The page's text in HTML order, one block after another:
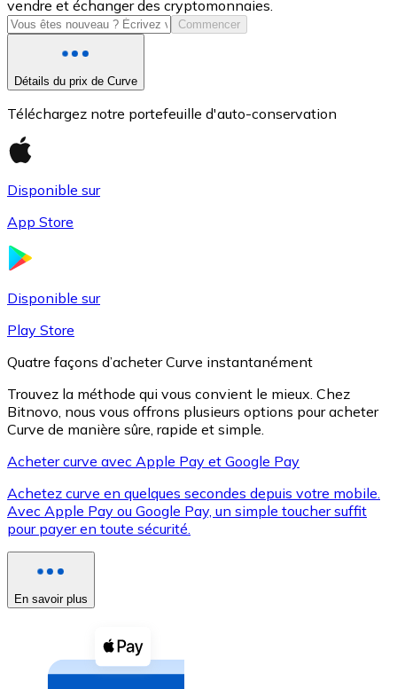
USDC
XRP
XRP
Voir toutes
Coupons crypto
Achetez des cryptomonnaies en espèces et d'autres
vendre et échanger des cryptomonnaies.
Commencer
Détails du prix de Curve
Téléchargez notre portefeuille d'auto-conservation
Disponible sur
App Store
Disponible sur
Play Store
Quatre façons d’acheter Curve instantanément
Trouvez la méthode qui vous convient le mieux. Chez
Bitnovo, nous vous offrons plusieurs options pour acheter
Curve de manière sûre, rapide et simple.
Acheter curve avec Apple Pay et Google Pay
Achetez curve en quelques secondes depuis votre mobile.
Avec Apple Pay ou Google Pay, un simple toucher suffit
pour payer en toute sécurité.
En savoir plus